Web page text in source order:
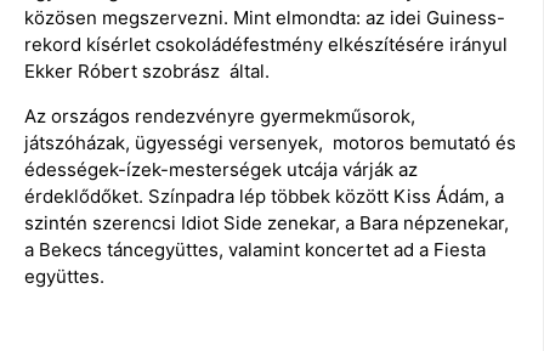
közösen megszervezni. Mint elmondta: az idei Guiness-
rekord kísérlet csokoládéfestmény elkészítésére irányul
Ekker Róbert szobrász által.
Az országos rendezvényre gyermekműsorok,
játszóházak, ügyességi versenyek, motoros bemutató és
édességek-ízek-mesterségek utcája várják az
érdeklődőket. Színpadra lép többek között Kiss Ádám, a
szintén szerencsi Idiot Side zenekar, a Bara népzenekar,
a Bekecs táncegyüttes, valamint koncertet ad a Fiesta
együttes.